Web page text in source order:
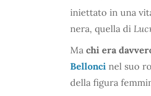
iniettato in una
nera, quella di
Ma chi era
Bellonci nel suo
della figura